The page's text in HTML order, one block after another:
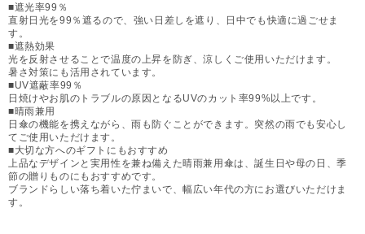
■遮光率99％
直射日光を99％遮るので、強い日差しを遮り、日中でも快適に過ごせま
す。
■遮熱効果
光を反射させることで温度の上昇を防ぎ、涼しくご使用いただけます。
暑さ対策にも活用されています。
■UV遮蔽率99％
日焼けやお肌のトラブルの原因となるUVのカット率99%以上です。
■晴雨兼用
日傘の機能を携えながら、雨も防ぐことができます。突然の雨でも安心し
てご使用いただけます。
■大切な方へのギフトにもおすすめ
上品なデザインと実用性を兼ね備えた晴雨兼用傘は、誕生日や母の日、季
節の贈りものにもおすすめです。
ブランドらしい落ち着いた佇まいで、幅広い年代の方にお選びいただけま
す。